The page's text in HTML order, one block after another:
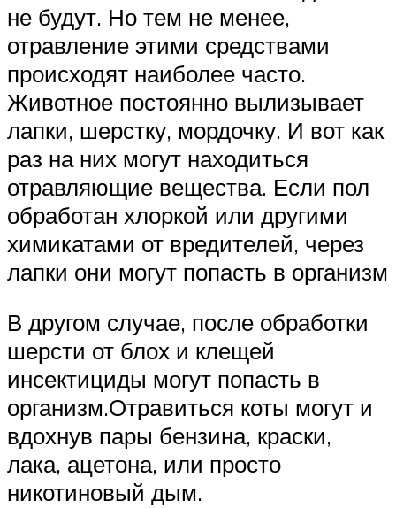
не будут. Но тем не менее,
отравление этими средствами
происходят наиболее часто.
Животное постоянно вылизывает
лапки, шерстку, мордочку. И вот как
раз на них могут находиться
отравляющие вещества. Если пол
обработан хлоркой или другими
химикатами от вредителей, через
лапки они могут попасть в организм
В другом случае, после обработки
шерсти от блох и клещей
инсектициды могут попасть в
организм.Отравиться коты могут и
вдохнув пары бензина, краски,
лака, ацетона, или просто
никотиновый дым.